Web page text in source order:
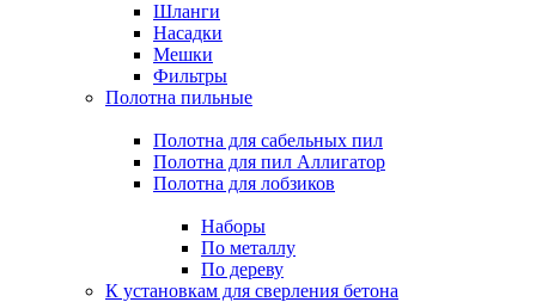
Шланги
Насадки
Мешки
Фильтры
Полотна пильные
Полотна для сабельных пил
Полотна для пил Аллигатор
Полотна для лобзиков
Наборы
По металлу
По дереву
К установкам для сверления бетона